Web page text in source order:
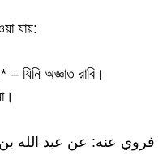
যায়:
২. *عبد الله بن عبد الرحمن بن كعب* – যিনি অজ্ঞাত রাবি।